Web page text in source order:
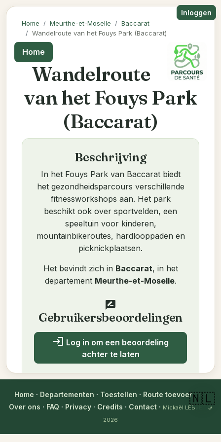
Inloggen
Home Meurthe-et-Moselle
Baccarat
Wandelroute van het Fouys Park (Baccarat)
Home
Wandelroute
van het Fouys Park
(Baccarat)
Beschrijving
In het Fouys Park van Baccarat biedt
het gezondheidsparcours verschillende
fitnessworkshops aan. Het park
beschikt ook over sportvelden, een
speeltuin voor kinderen,
mountainbikeroutes, hardlooppaden en
picknickplaatsen.
Het bevindt zich in Baccarat, in het
departement Meurthe-et-Moselle.
rate_review
Gebruikersbeoordelingen
login Log in om een beoordeling
achter te laten
Nog geen beoordelingen. Wees de
Home · Departementen · Toestellen · Route toevoegen·
Over ons · FAQ · Privacy · Credits · Contact · Mickaël LEBRET
©
2026
🇳🇱